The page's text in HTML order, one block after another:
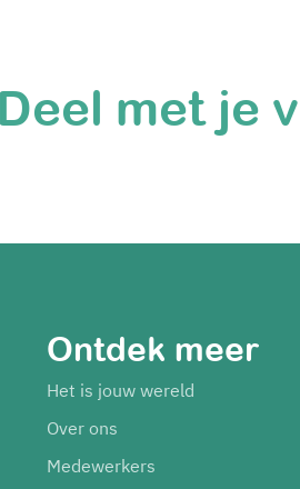
Deel met je
Ontdek meer
Het is jouw wereld
Over ons
Medewerkers